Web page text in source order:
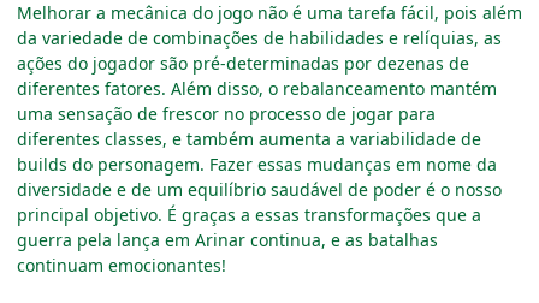
Melhorar a mecânica do jogo não é uma tarefa fácil, pois além
da variedade de combinações de habilidades e relíquias, as
ações do jogador são pré-determinadas por dezenas de
diferentes fatores. Além disso, o rebalanceamento mantém
uma sensação de frescor no processo de jogar para
diferentes classes, e também aumenta a variabilidade de
builds do personagem. Fazer essas mudanças em nome da
diversidade e de um equilíbrio saudável de poder é o nosso
principal objetivo. É graças a essas transformações que a
guerra pela lança em Arinar continua, e as batalhas
continuam emocionantes!